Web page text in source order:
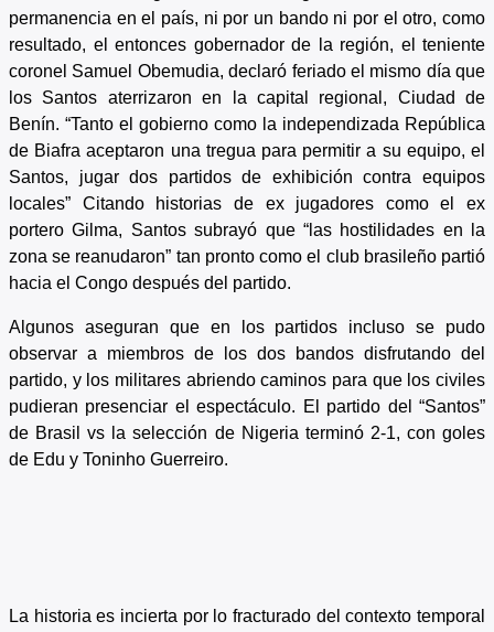
permanencia en el país, ni por un bando ni por el otro, como
resultado, el entonces gobernador de la región, el teniente
coronel Samuel Obemudia, declaró feriado el mismo día que
los Santos aterrizaron en la capital regional, Ciudad de
Benín. “Tanto el gobierno como la independizada República
de Biafra aceptaron una tregua para permitir a su equipo, el
Santos, jugar dos partidos de exhibición contra equipos
locales” Citando historias de ex jugadores como el ex
portero Gilma, Santos subrayó que “las hostilidades en la
zona se reanudaron” tan pronto como el club brasileño partió
hacia el Congo después del partido.
Algunos aseguran que en los partidos incluso se pudo
observar a miembros de los dos bandos disfrutando del
partido, y los militares abriendo caminos para que los civiles
pudieran presenciar el espectáculo. El partido del “Santos”
de Brasil vs la selección de Nigeria terminó 2-1, con goles
de Edu y Toninho Guerreiro.
La historia es incierta por lo fracturado del contexto temporal